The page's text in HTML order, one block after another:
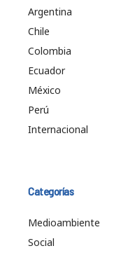
Argentina
Chile
Colombia
Ecuador
México
Perú
Internacional
Categorías
Medioambiente
Social